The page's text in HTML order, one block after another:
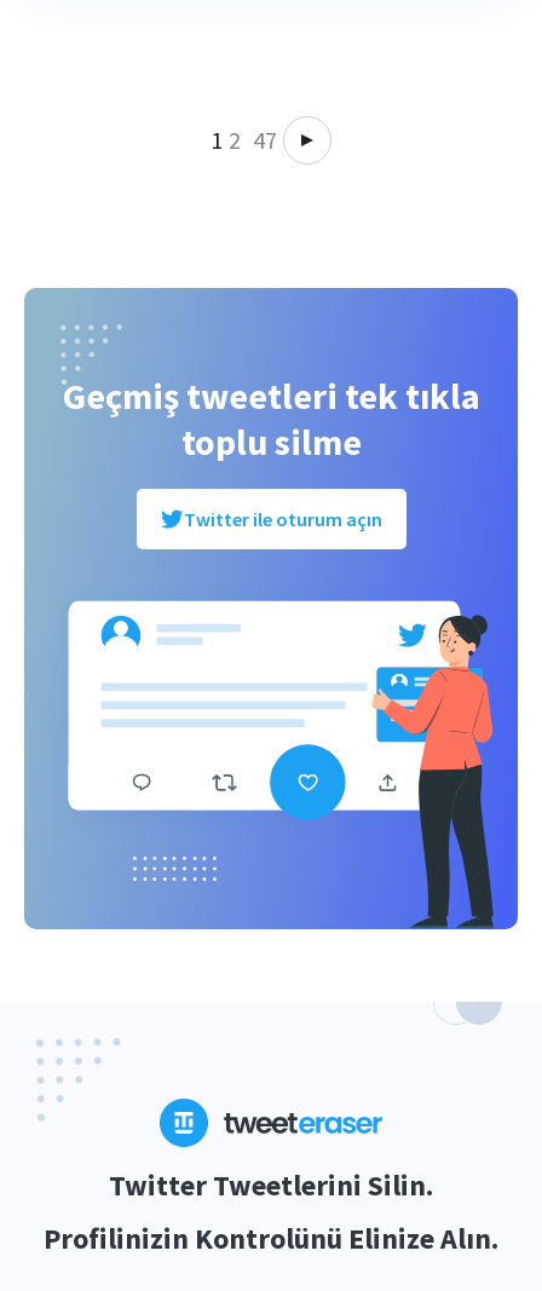
1 2 47
Geçmiş tweetleri tek tıkla
toplu silme
Twitter ile oturum açın
Twitter Tweetlerini Silin.
Profilinizin Kontrolünü Elinize Alın.